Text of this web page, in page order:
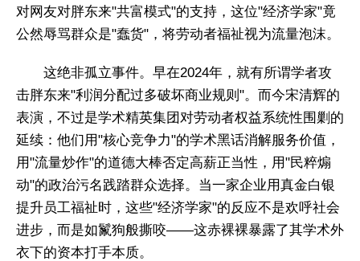
对网友对胖东来"共富模式"的支持，这位"经济学家"竟
公然辱骂群众是"蠢货"，将劳动者福祉视为流量泡沫。
这绝非孤立事件。早在2024年，就有所谓学者攻
击胖东来"利润分配过多破坏商业规则"。而今宋清辉的
表演，不过是学术精英集团对劳动者权益系统性围剿的
延续：他们用"核心竞争力"的学术黑话消解服务价值，
用"流量炒作"的道德大棒否定高薪正当性，用"民粹煽
动"的政治污名践踏群众选择。当一家企业用真金白银
提升员工福祉时，这些"经济学家"的反应不是欢呼社会
进步，而是如鬣狗般撕咬——这赤裸裸暴露了其学术外
衣下的资本打手本质。